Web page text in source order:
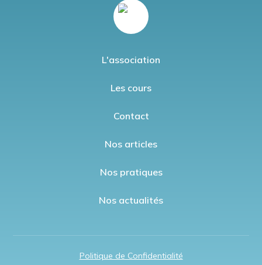
L'association
Les cours
Contact
Nos articles
Nos pratiques
Nos actualités
Politique de Confidentialité